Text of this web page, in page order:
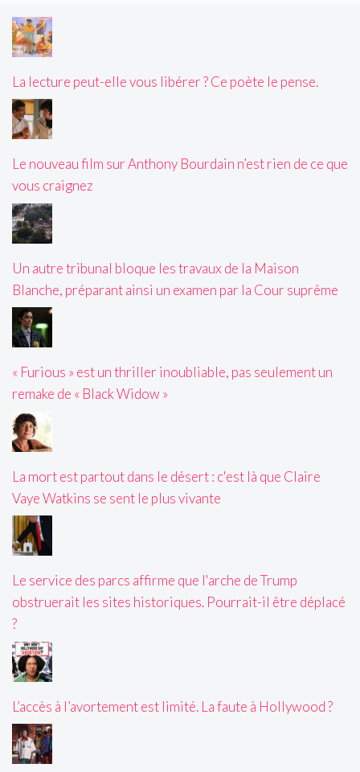
La lecture peut-elle vous libérer ? Ce poète le pense.
Le nouveau film sur Anthony Bourdain n’est rien de ce que
vous craignez
Un autre tribunal bloque les travaux de la Maison
Blanche, préparant ainsi un examen par la Cour suprême
« Furious » est un thriller inoubliable, pas seulement un
remake de « Black Widow »
La mort est partout dans le désert : c'est là que Claire
Vaye Watkins se sent le plus vivante
Le service des parcs affirme que l'arche de Trump
obstruerait les sites historiques. Pourrait-il être déplacé
?
L’accès à l’avortement est limité. La faute à Hollywood ?